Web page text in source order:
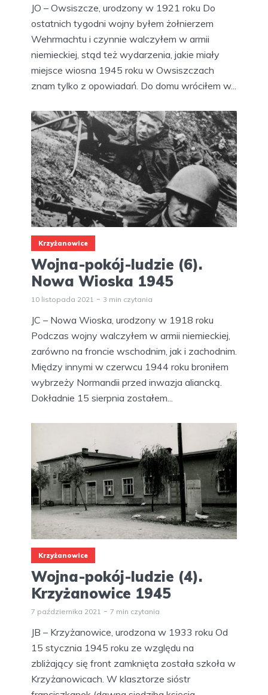
JO – Owsiszcze, urodzony w 1921 roku Do
ostatnich tygodni wojny byłem żołnierzem
Wehrmachtu i czynnie walczyłem w armii
niemieckiej, stąd też wydarzenia, jakie miały
miejsce wiosna 1945 roku w Owsiszczach
znam tylko z opowiadań. Do domu wróciłem w...
Krzyżanowice
Wojna-pokój-ludzie (6).
Nowa Wioska 1945
10 listopada 2021 3 min czytania
JC – Nowa Wioska, urodzony w 1918 roku
Podczas wojny walczyłem w armii niemieckiej,
zarówno na froncie wschodnim, jak i zachodnim.
Między innymi w czerwcu 1944 roku broniłem
wybrzeży Normandii przed inwazja aliancką.
Dokładnie 15 sierpnia zostałem...
Krzyżanowice
Wojna-pokój-ludzie (4).
Krzyżanowice 1945
7 października 2021 7 min czytania
JB – Krzyżanowice, urodzona w 1933 roku Od
15 stycznia 1945 roku ze względu na
zbliżający się front zamknięta została szkoła w
Krzyżanowicach. W klasztorze sióstr